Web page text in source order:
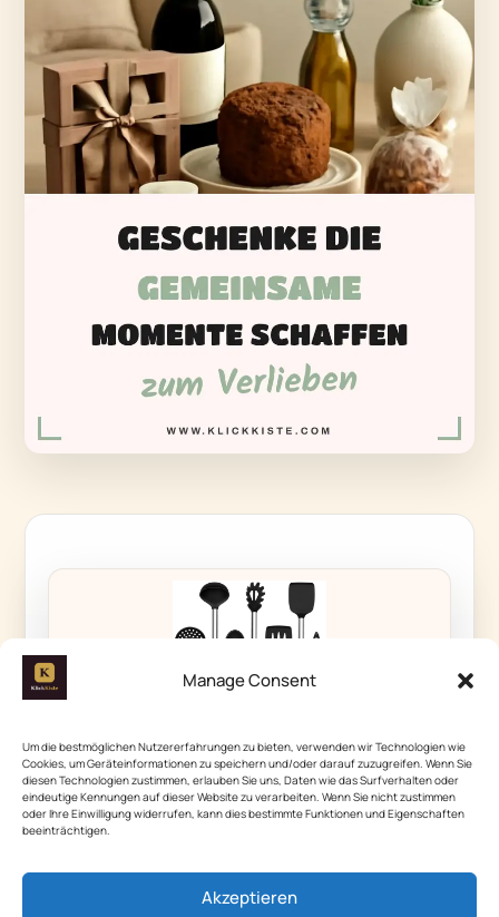
Manage Consent
Um die bestmöglichen Nutzererfahrungen zu bieten, verwenden wir Technologien wie
Cookies, um Geräteinformationen zu speichern und/oder darauf zuzugreifen. Wenn Sie
diesen Technologien zustimmen, erlauben Sie uns, Daten wie das Surfverhalten oder
eindeutige Kennungen auf dieser Website zu verarbeiten. Wenn Sie nicht zustimmen
oder Ihre Einwilligung widerrufen, kann dies bestimmte Funktionen und Eigenschaften
beeinträchtigen.
Akzeptieren
*Werbung
BESTSELLER
Küchenhelfer Set, Onader 7 Stück Silikon
16,99 €